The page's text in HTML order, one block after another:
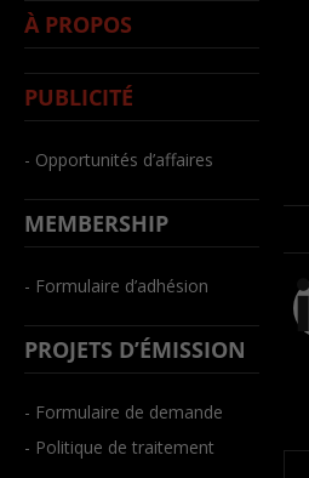
À PROPOS
PUBLICITÉ
- Opportunités d’affaires
MEMBERSHIP
- Formulaire d’adhésion
PROJETS D’ÉMISSION
- Formulaire de demande
- Politique de traitement